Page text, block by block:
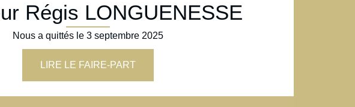
Régis LONGUENESSE
Nous a quittés le 3 septembre 2025
LIRE LE FAIRE-PART